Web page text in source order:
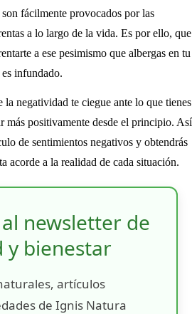
fácilmente provocados por las
a lo largo de la vida. Es por ello, que
a ese pesimismo que albergas en tu
infundado.
negatividad te ciegue ante lo que tienes
más positivamente desde el principio. Así
de sentimientos negativos y obtendrás
acorde a la realidad de cada situación.
newsletter de
y bienestar
artículos
de Ignis Natura